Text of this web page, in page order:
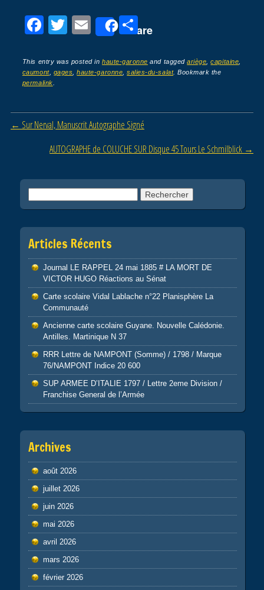
F
c
e
o
k
T
tt
er
E
ail
Share
P
ta
g
This entry was posted inhaute-garonne and taggedariège ,capitaine
caumont, gages ,haute-garonne ,salies-du-salat. Bookmark the
permalink
Post navigation
← Sur Nerval, Manuscrit Autographe Signé
AUTOGRAPHE de COLUCHE SUR Disque 45 Tours Le Schmilblick →
Articles Récents
Journal LE RAPPEL 24 mai 1885 # LA MORT DE
VICTOR HUGO Réactions au Sénat
Carte scolaire Vidal Lablache n°22 Planisphère La
Communauté
Ancienne carte scolaire Guyane. Nouvelle Calédonie.
Antilles. Martinique N 37
RRR Lettre de NAMPONT (Somme) / 1798 / Marque
76/NAMPONT Indice 20 600
SUP ARMEE D’ITALIE 1797 / Lettre 2eme Division /
Franchise General de l’Armée
Archives
août 2026
juillet 2026
juin 2026
mai 2026
avril 2026
mars 2026
février 2026